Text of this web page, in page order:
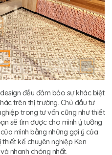
đều đảm bảo sự khác biệt
trên thị trường. Chủ đầu tư
trong tư vấn cũng như thiết
sẽ tìm được cho mình ý tưởng
mình bằng những gợi ý của
kế chuyên nghiệp Ken
nhanh chóng nhất.